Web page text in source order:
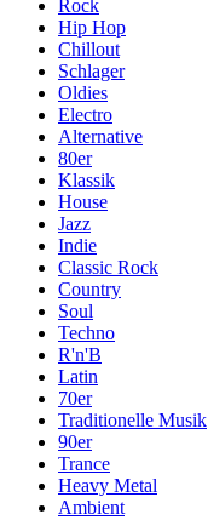
Rock
Hip Hop
Chillout
Schlager
Oldies
Electro
Alternative
80er
Klassik
House
Jazz
Indie
Classic Rock
Country
Soul
Techno
R'n'B
Latin
70er
Traditionelle Musik
90er
Trance
Heavy Metal
Ambient